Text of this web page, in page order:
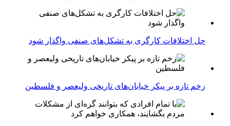
حل اختلافات کارگری به تشکل‌های صنفی واگذار شود
زخم تازه بر پیکر خیابان‌های تاریخی ولیعصر و فلسطین